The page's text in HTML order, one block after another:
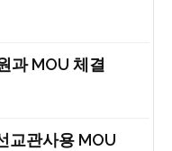
과 MOU 체결
교관사용 MOU